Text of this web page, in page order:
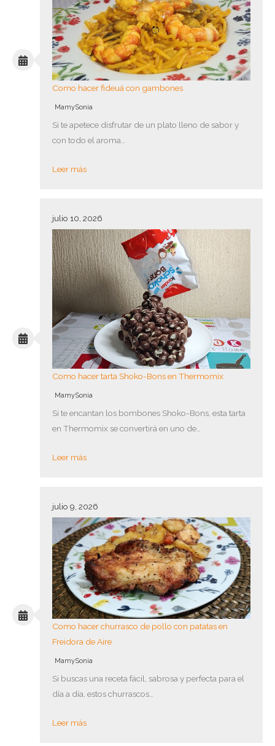
Como hacer fideuá con gambones
MamySonia
Si te apetece disfrutar de un plato lleno de sabor y
con todo el aroma…
Leer más
julio 10, 2026
Como hacer tarta Shoko-Bons en Thermomix
MamySonia
Si te encantan los bombones Shoko-Bons, esta tarta
en Thermomix se convertirá en uno de…
Leer más
julio 9, 2026
Como hacer churrasco de pollo con patatas en
Freidora de Aire
MamySonia
Si buscas una receta fácil, sabrosa y perfecta para el
día a día, estos churrascos…
Leer más